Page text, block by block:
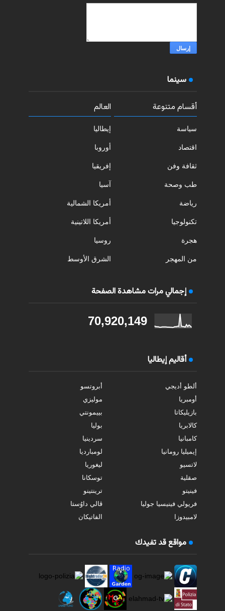
سينما
أقسام متنوعة
سياسة
اقتصاد
ثقافة وفن
طب وصحة
رياضة
تكنولوجيا
هجرة
من المهجر
العالم
إيطاليا
أوروبا
إفريقيا
آسيا
أمريكا الشمالية
أمريكا اللاتينية
روسيا
الشرق الأوسط
إجمالي مرات مشاهدة الصفحة
70,920,149
أقاليم إيطاليا
ألطو أديجي
أبروتسو
أومبريا
موليزي
بازيليكاتا
بييمونتي
كالابريا
بوليا
كامبانيا
سردينيا
إيميليا رومانيا
لومبارديا
لاتسيو
ليغوريا
صقلية
توسكانا
فينيتو
ترينتينو
فريولي فينيسيا جوليا
ڤالي داوُستا
لامبيدوزا
الفاتيكان
مواقع قد تفيدك